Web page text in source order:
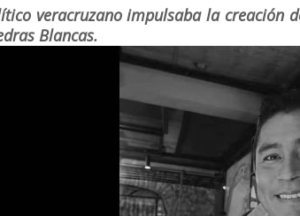
veracruzano impulsaba la creación
Blancas.